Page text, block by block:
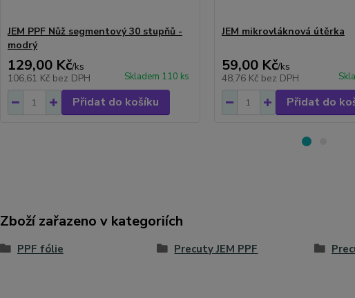
JEM PPF Nůž segmentový 30 stupňů -
modrý
129,00 Kč/ks
106,61 Kč bez DPH Skladem 110 ks
Přidat do košíku
JEM mikrovláknová útěrka
59,00 Kč/ks
48,76 Kč bez DPH
Přidat do
Zboží zařazeno v kategoriích
PPF fólie Precuty JEM PPF